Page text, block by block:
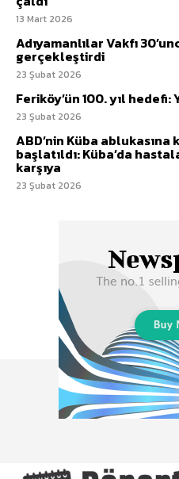
13 Mart 2026
Adıyamanlılar Vakfı
gerçekleştirdi
23 Şubat 2026
Feriköy’ün 100. yıl
23 Şubat 2026
ABD’nin Küba ablukasına
başlatıldı: Küba’da
karşıya
23 Şubat 2026